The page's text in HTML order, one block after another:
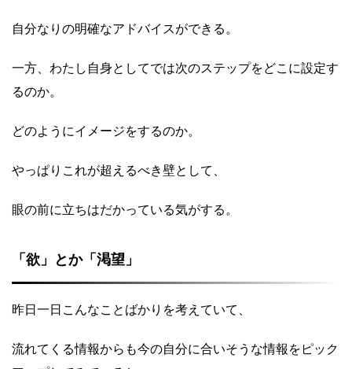
自分なりの明確なアドバイスができる。
一方、わたし自身としてでは次のステップをどこに設定す
るのか。
どのようにイメージをするのか。
やっぱりこれが超えるべき壁として、
眼の前に立ちはだかっている気がする。
「欲」とか「渇望」
昨日一日こんなことばかりを考えていて、
流れてくる情報からも今の自分に合いそうな情報をピック